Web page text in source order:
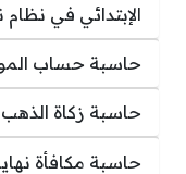
الإبتدائي في نظام
حاسبة حساب
حاسبة زكاة الذهب
حاسبة مكافأة